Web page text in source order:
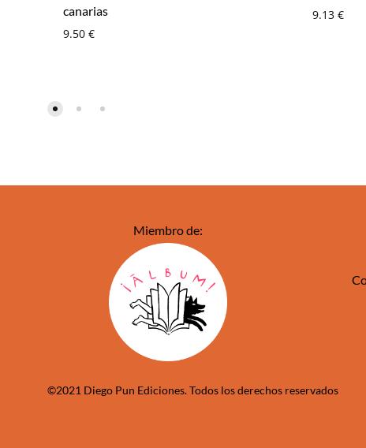
canarias
9.50 €
9.13 €
Miembro de:
©2021 Diego Pun Ediciones. Todos los derechos reservados